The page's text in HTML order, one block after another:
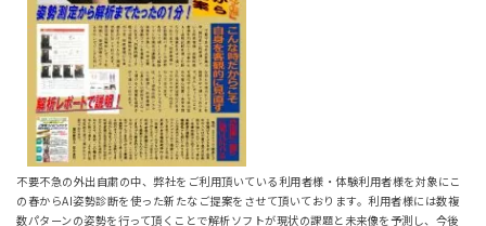
お問い合わせ
体験希望
不要不急の外出自粛の中、弊社をご利用頂いている利用者様・体験利用者様を対象にこ
の春からAI姿勢診断を使った新たなご提案をさせて頂いております。利用者様には数複
数パターンの姿勢を行って頂くことで解析ソフトが現状の課題と未来像を予測し、今後